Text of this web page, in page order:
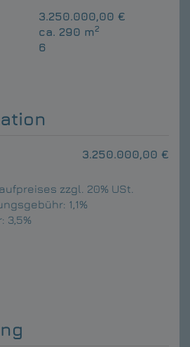
3.250.000,00 €
ca. 290 m2
6
3.250.000,00 €
zzgl. 20% USt.
1,1%
3,5%